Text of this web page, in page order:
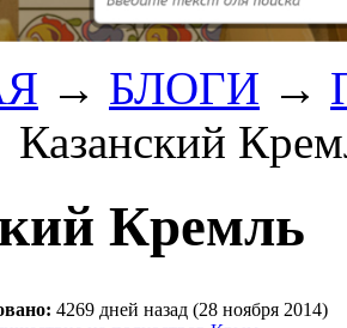
→ БЛОГИ →
Казанский
Кремль
4269 дней назад (28 ноября 2014)